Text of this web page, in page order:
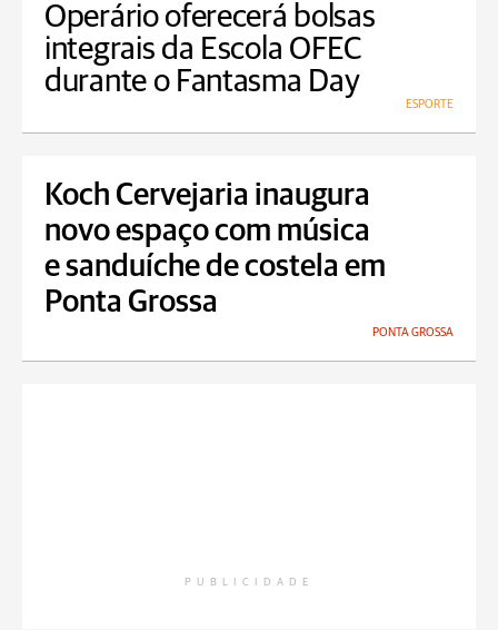
Operário oferecerá bolsas
integrais da Escola OFEC
durante o Fantasma Day
ESPORTE
Koch Cervejaria inaugura
novo espaço com música
e sanduíche de costela em
Ponta Grossa
PONTA GROSSA
PUBLICIDADE